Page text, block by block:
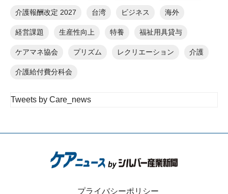
介護報酬改定 2027 台湾 ビジネス 海外
経営課題 生産性向上 特養 福祉用具貸与
ケアマネ協会 プリズム レクリエーション 介護
介護給付費分科会
Tweets by Care_news
プライバシーポリシー